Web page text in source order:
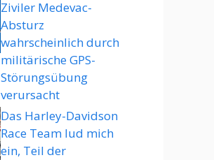
Ziviler Medevac-
Absturz
wahrscheinlich durch
militärische GPS-
Störungsübung
verursacht
Das Harley-Davidson
Race Team lud mich
ein, Teil der